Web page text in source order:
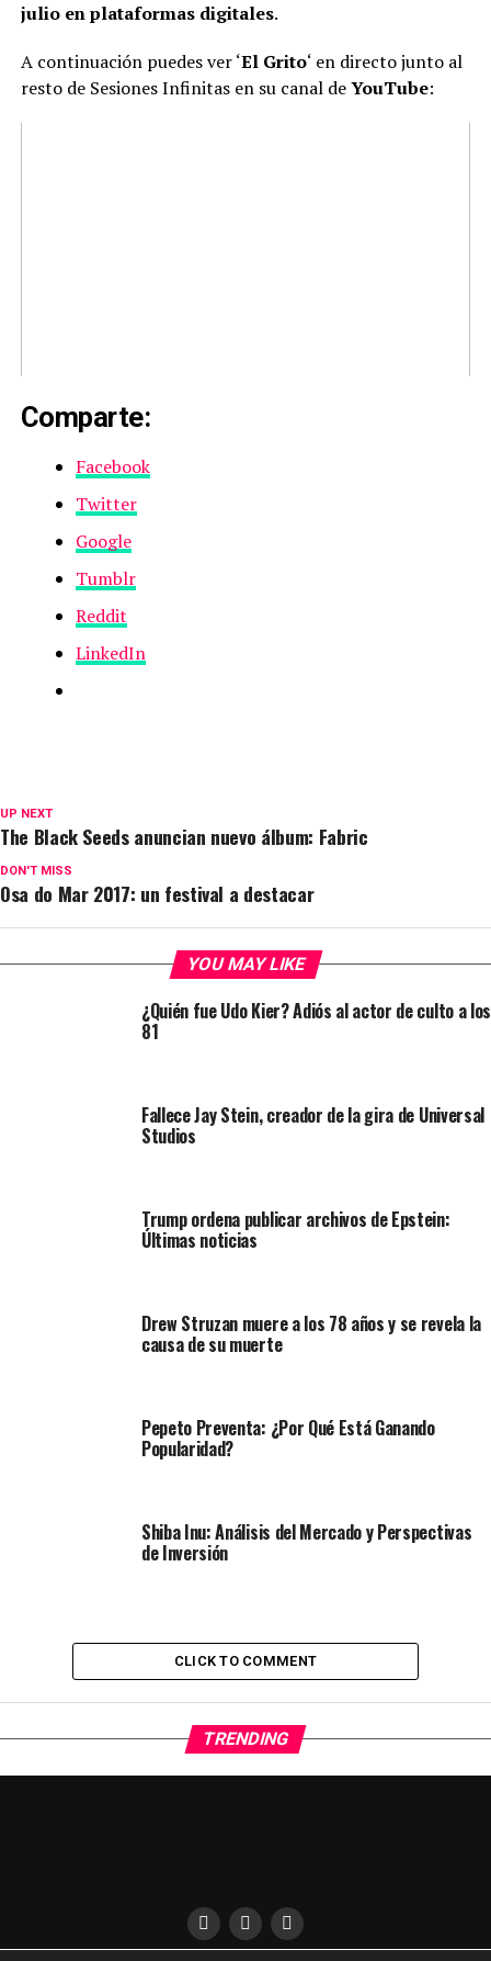
julio en plataformas digitales.
A continuación puedes ver ‘El Grito‘ en directo junto al
resto de Sesiones Infinitas en su canal deYouTube:
Comparte:
Facebook
Twitter
Google
Tumblr
Reddit
LinkedIn
UP NEXT
The Black Seeds anuncian nuevo álbum: Fabric
DON'T MISS
Osa do Mar 2017: un festival a destacar
YOU MAY LIKE
¿Quién fue Udo Kier? Adiós al actor de culto a los
81
Fallece Jay Stein, creador de la gira de Universal
Studios
Trump ordena publicar archivos de Epstein:
Últimas noticias
Drew Struzan muere a los 78 años y se revela la
causa de su muerte
Pepeto Preventa: ¿Por Qué Está Ganando
Popularidad?
Shiba Inu: Análisis del Mercado y Perspectivas
de Inversión
CLICK TO COMMENT
TRENDING